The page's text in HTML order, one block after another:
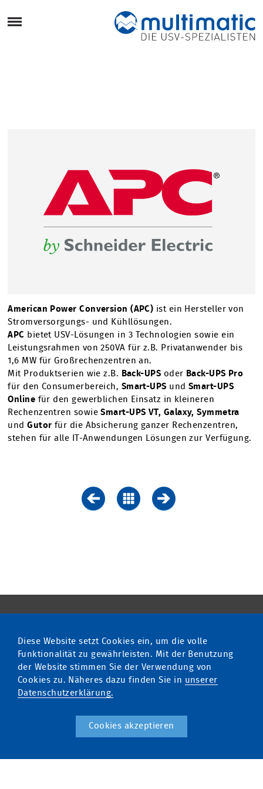
American Power Conversion (APC) ist ein Hersteller von
Stromversorgungs- und Kühllösungen.
APC bietet USV-Lösungen in 3 Technologien sowie ein
Leistungsrahmen von 250VA für z.B. Privatanwender bis
1,6 MW für Großrechenzentren an.
Mit Produktserien wie z.B. Back-UPS oder Back-UPS Pro
für den Consumerbereich, Smart-UPS und Smart-UPS
Online für den gewerblichen Einsatz in kleineren
Rechenzentren sowieSmart-UPS VT, Galaxy, Symmetra
undGutor für die Absicherung ganzer Rechenzentren,
stehen für alle IT-Anwendungen Lösungen zur Verfügung.
Zurück ÜbersichtVor
multimatic EDELSTROM GmbH
info@ edelstrom.eu
ist zertifiziert nach ISO 9001
Impressum
Newsletter
EDELSTROM Partner
Diese Website setzt Cookies ein, um die volle
Funktionalität zu gewährleisten. Mit der Benutzung
der Website stimmen Sie der Verwendung von
Cookies zu. Näheres dazu finden Sie in unserer
Datenschutzerklärung.
Cookies akzeptieren